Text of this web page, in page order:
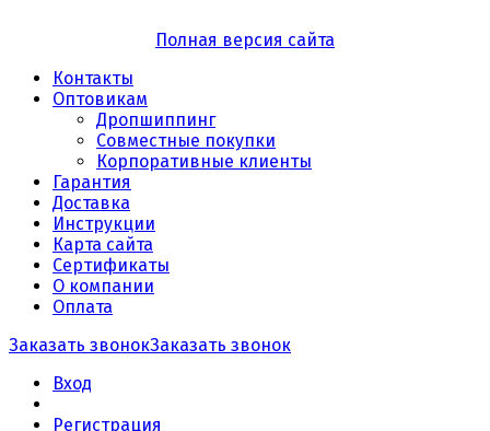
Полная версия сайта
Контакты
Оптовикам
Дропшиппинг
Совместные покупки
Корпоративные клиенты
Гарантия
Доставка
Инструкции
Карта сайта
Сертификаты
О компании
Оплата
Заказать звонокЗаказать звонок
Вход
Регистрация